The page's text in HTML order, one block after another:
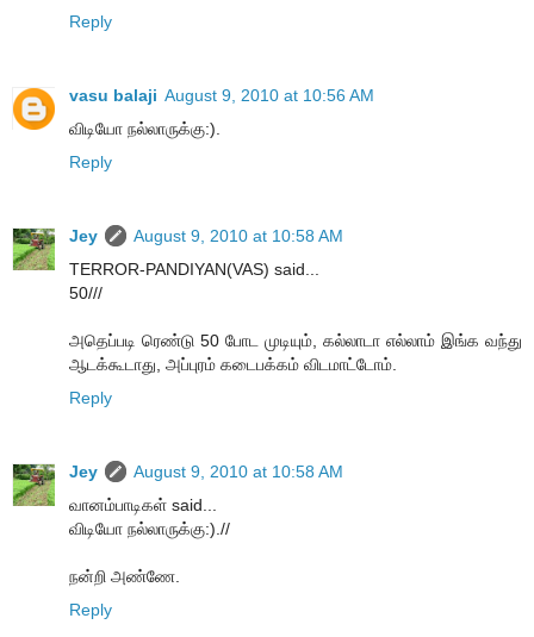
Reply
vasu balaji August 9, 2010 at 10:56 AM
விடியோ நல்லாருக்கு:).
Reply
Jey
August 9, 2010 at 10:58 AM
TERROR-PANDIYAN(VAS) said...
50///
அதெப்படி ரெண்டு 50 போட முடியும், கல்லாடா எல்லாம் இங்க வந்து
ஆடக்கூடாது, அப்புரம் கடைபக்கம் விடமாட்டோம்.
Reply
Jey
August 9, 2010 at 10:58 AM
வானம்பாடிகள் said...
விடியோ நல்லாருக்கு:).//
நன்றி அண்ணே.
Reply